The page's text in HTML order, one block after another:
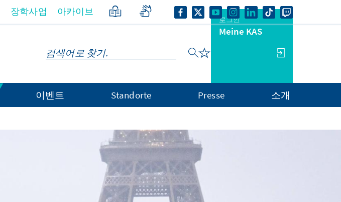
장학사업 아카이브
로그인
Meine KAS
이벤트 Standorte Presse 소개